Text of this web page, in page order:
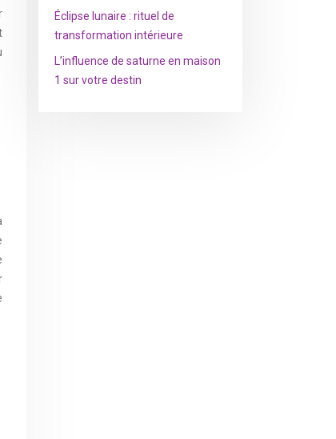
Éclipse lunaire : rituel de
transformation intérieure
L’influence de saturne en maison
1 sur votre destin